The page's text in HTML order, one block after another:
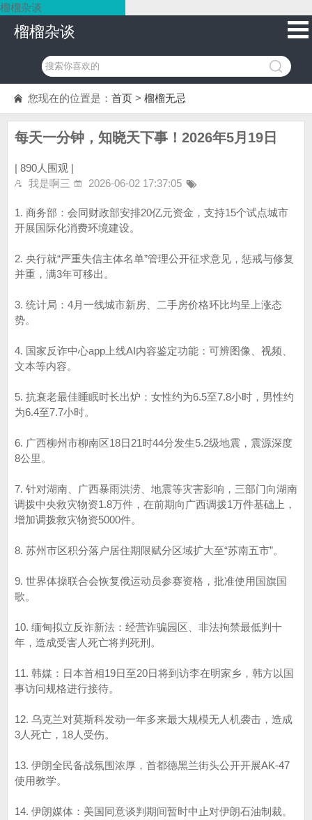
榴榴杂谈
榴榴杂谈
您现在的位置是： 首页 > 榴榴无忌
每天一分钟，知晓天下事！2026年5月19日
| 890人围观 |
我是啊三
2026-06-02 17:37:05
1. 商务部：会同财政部安排20亿元资金，支持15个试点城市
开展国际化消费环境建设。
2. 央行就“严重失信主体名单”管理公开征求意见，惩戒与修复
并重，满3年可移出。
3. 统计局：4月一线城市新房、二手房价格环比均呈上涨态
势。
4. 国家反诈中心app上线AI内容鉴定功能：可辨图像、视频、
文本等内容。
5. 抗衰老最佳睡眠时长出炉：女性约为6.5至7.8小时，男性约
为6.4至7.7小时。
6. 广西柳州市柳南区18日21时44分发生5.2级地震，震源深度
8公里。
7. 针对湖南、广西暴雨洪涝、地震等灾害影响，三部门向湖南
调拨中央救灾物资1.8万件，在前期向广西调拨1万件基础上，
增加调拨救灾物资5000件。
8. 苏州市区积分落户居住期限赋分区域扩大至“苏南五市”。
9. 世界体操联合会恢复俄运动员参赛资格，批准使用国旗国
歌。
10. 缅甸拟立反诈新法：经营诈骗园区、非法拘禁最低判十
年，造成受害人死亡将判死刑。
11. 韩媒：日本首相19日至20日将到访李在明家乡，韩方以国
事访问规格进行接待。
12. 乌克兰对莫斯科发动一年多来最大规模无人机袭击，造成
3人死亡，18人受伤。
13. 伊朗全民备战氛围浓厚，首都德黑兰街头公开开展AK-47
使用教学。
14. 伊朗媒体：美国同意谈判期间暂时中止对伊朗石油制裁。